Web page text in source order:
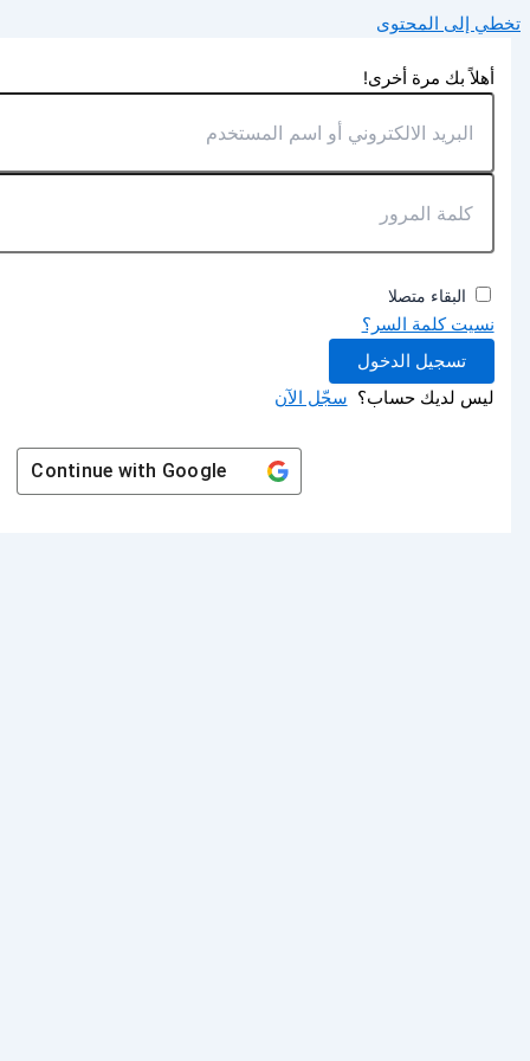
تخطي إلى المحتوى
أهلاً بك مرة أخرى!
البقاء متصلا
نسيت كلمة السر؟
تسجيل الدخول
ليس لديك حساب؟ سجّل الآن
Continue withGoogle